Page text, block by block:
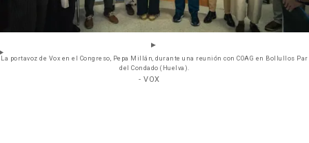
La portavoz de Vox en el Congreso, Pepa Millán, durante una reunión con COAG en Bollullos Par
del Condado (Huelva).
- VOX